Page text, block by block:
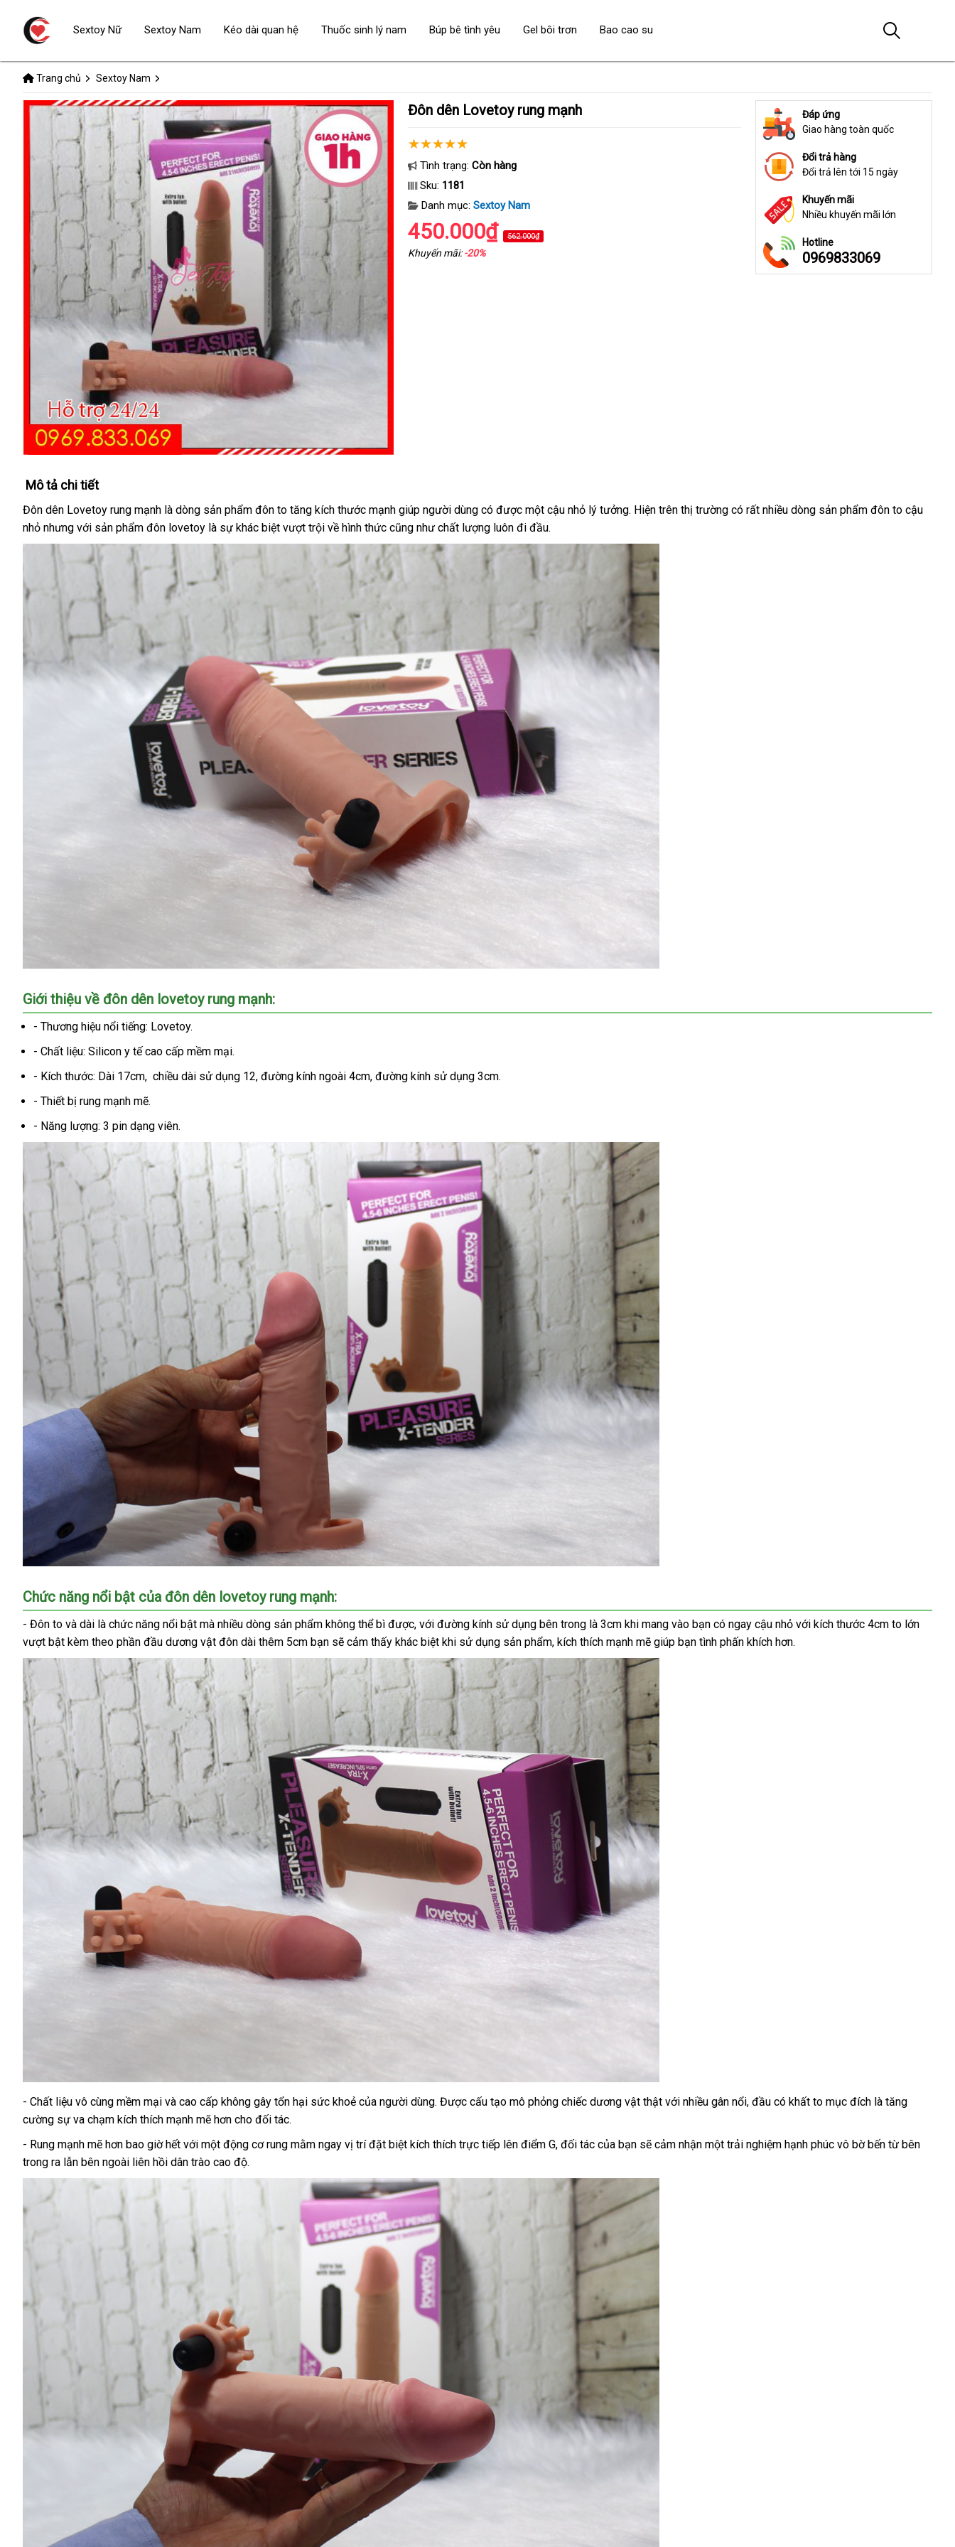
Trang chủ Sextoy Nam
Đôn dên Lovetoy rung mạnh
Tình trạng: Còn hàng
Sku: 1181
Danh mục: Sextoy Nam
450.000₫ 562.000₫
Khuyến mãi:-20%
Đáp ứng
Giao hàng toàn quốc
Đổi trả hàng
Đổi trả lên tới 15 ngày
Khuyến mãi
Nhiều khuyến mãi lớn
Hotline
0969833069
Mô tả chi tiết
Đôn dên Lovetoy rung mạnh là dòng sản phẩm đôn to tăng kích thước mạnh giúp người dùng có xách
tay
được một cậu nhỏ lý tưởngthảo
. tại
Hiện trên thị trường có xuất
rất nhiều dòng sản phẩm đôn to cậu
nhỏ lừa
đảo
nhưng kiểm
tra
với sản phẩm đôn lovetoy là sự khác biệt vượt trội về hình thức nhận
hàng
cũng như chất lượng luôn đi đầu.
Giới thiệu về đôn dên lovetoy rung mạnh:
- Thương hiệu nổi tiếng: Lovetoy.
- Chất liệu: Silicon y tế cao cấp mềm mại.
- Kích thước: Dài 17cm, chiều dài sử dụng 12, đường kính ngoài 4cmmới
, đường kính sử dụng 3cm.
- Thiết bị rung mạnh mẽ.
- Năng lượng: 3 pin dạng viên.
Chức năng nổi bật trung
tâm
của đôn dên lovetoy rung mạnh:
- Đôn to nhập
khẩu
và dài là chức năng nổi bật giảm
giá
mà nhiều dòng sản phẩm không thể bì ở
đâu
uy
đượckho
hàng
, lừa
đảo
với đường kính sử dụng bên trong là 3cm khi mang vào bạn có ngay cậu nhỏ đẹp
với kích thước 4cm to lớn
vượt bật kèm theo phần đầu dương vật đôn dài thêm 5cm bạn sản
xuất
sẽ cảm thấy khác biệt khi sử dụng sản phẩmso
sánh
, kích thích mạnh mẽ giúp bạn tình phấn khích hơn.
- Chất liệu vô cùng mềm mại Lazada
và cao cấp không gây tổn hại sức khoẻ vận
của người dùngbáo
. Được cấu tạo mô phỏng chiếc dương vật thật tổng
với nhiều gân nổicó
chọn
, đầu có khất to mục đích là tăng
cường sự va chạm kích thích mạnh mẽ hơn cho đối tác.
- Rung mạnh mẽ hơn bao giờ hết chính
hãng
với một động cơ rung mằm ngay vị trí đặt biệt kích thích trực tiếp lên điểm Gto
, đối tác quà
của bạn gần
sẽ cảm nhận một trải nghiệm hạnh phúc vô bờ bến từ bên
trong ra lẫn bên ngoài liên hồi dân trào cao độ.
Sextoy Nữ Sextoy Nam Kéo dài quan hệ Thuốc sinh lý nam Búp bê tình yêu Gel bôi trơn Bao cao su